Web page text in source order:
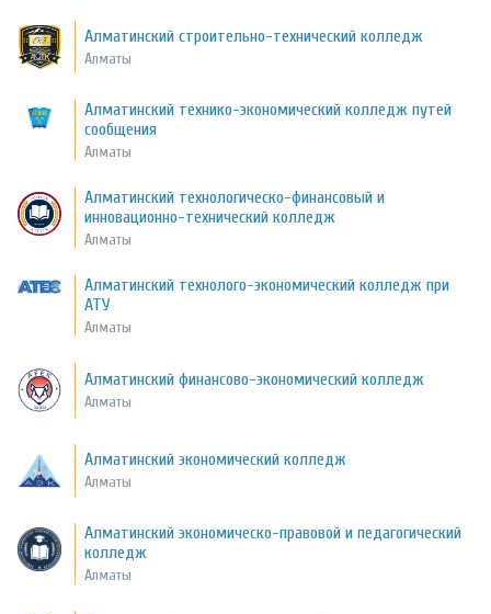
Алматинский строительно-технический колледж
Алматы
Алматинский технико-экономический колледж путей
сообщения
Алматы
Алматинский технологическо-финансовый и
инновационно-технический колледж
Алматы
Алматинский технолого-экономический колледж при
АТУ
Алматы
Алматинский финансово-экономический колледж
Алматы
Алматинский экономический колледж
Алматы
Алматинский экономическо-правовой и педагогический
колледж
Алматы